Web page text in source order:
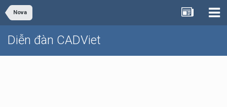
Nova
Diễn đàn CADViet